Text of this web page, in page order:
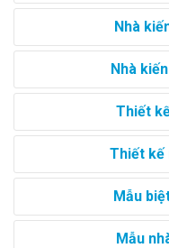
Nhà
Nhà
Thiết
Thiết kế
Mẫu
Mẫu